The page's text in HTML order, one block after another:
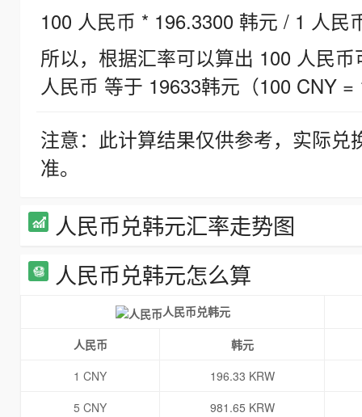
100 人民币 * 196.3300 韩元 / 1 人民
所以，根据汇率可以算出 100 人民
人民币 等于 19633韩元（100 CNY =
注意：此计算结果仅供参考，实际
准。
人民币兑韩元汇率走势图
人民币兑韩元怎么算
人民币兑韩元
人民币
韩元
1 CNY
196.33 KRW
5 CNY
981.65 KRW